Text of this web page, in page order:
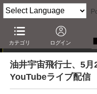
カテゴリ ログイン
ニュース
油井宇宙飛行士、5
YouTubeライブ配信